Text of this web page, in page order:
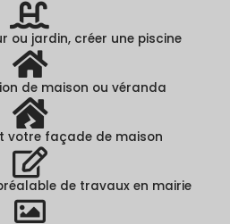
ou jardin, créer une piscine
de maison ou véranda
votre façade de maison
de travaux en mairie